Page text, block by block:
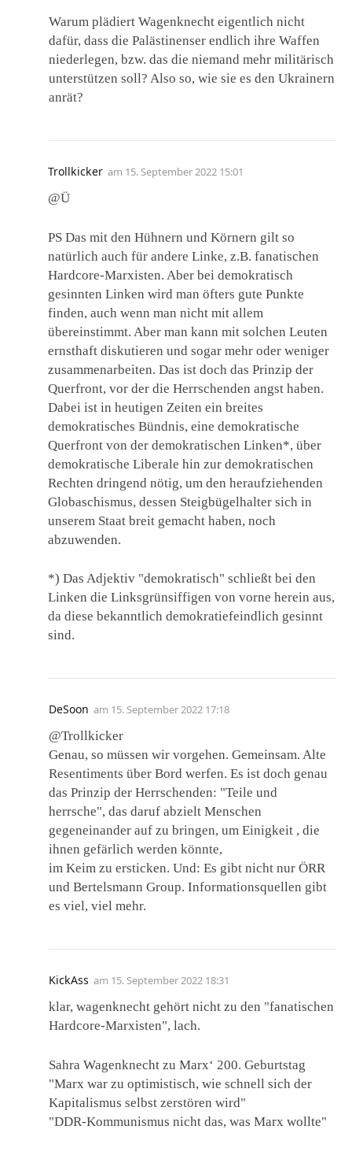
Warum plädiert Wagenknecht eigentlich nicht
dafür, dass die Palästinenser endlich ihre Waffen
niederlegen, bzw. das die niemand mehr militärisch
unterstützen soll? Also so, wie sie es den Ukrainern
anrät?
Trollkicker am 15. September 2022 15:01
@Ü
PS Das mit den Hühnern und Körnern gilt so
natürlich auch für andere Linke, z.B. fanatischen
Hardcore-Marxisten. Aber bei demokratisch
gesinnten Linken wird man öfters gute Punkte
finden, auch wenn man nicht mit allem
übereinstimmt. Aber man kann mit solchen Leuten
ernsthaft diskutieren und sogar mehr oder weniger
zusammenarbeiten. Das ist doch das Prinzip der
Querfront, vor der die Herrschenden angst haben.
Dabei ist in heutigen Zeiten ein breites
demokratisches Bündnis, eine demokratische
Querfront von der demokratischen Linken*, über
demokratische Liberale hin zur demokratischen
Rechten dringend nötig, um den heraufziehenden
Globaschismus, dessen Steigbügelhalter sich in
unserem Staat breit gemacht haben, noch
abzuwenden.
*) Das Adjektiv "demokratisch" schließt bei den
Linken die Linksgrünsiffigen von vorne herein aus,
da diese bekanntlich demokratiefeindlich gesinnt
sind.
DeSoon am 15. September 2022 17:18
@Trollkicker
Genau, so müssen wir vorgehen. Gemeinsam. Alte
Resentiments über Bord werfen. Es ist doch genau
das Prinzip der Herrschenden: "Teile und
herrsche", das daruf abzielt Menschen
gegeneinander auf zu bringen, um Einigkeit , die
ihnen gefärlich werden könnte,
im Keim zu ersticken. Und: Es gibt nicht nur ÖRR
und Bertelsmann Group. Informationsquellen gibt
es viel, viel mehr.
KickAss am 15. September 2022 18:31
klar, wagenknecht gehört nicht zu den "fanatischen
Hardcore-Marxisten", lach.
Sahra Wagenknecht zu Marx‘ 200. Geburtstag
"Marx war zu optimistisch, wie schnell sich der
Kapitalismus selbst zerstören wird"
"DDR-Kommunismus nicht das, was Marx wollte"